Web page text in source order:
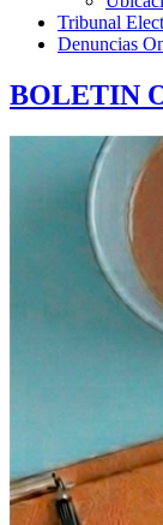
Tribunal
Denuncias
BOLETIN